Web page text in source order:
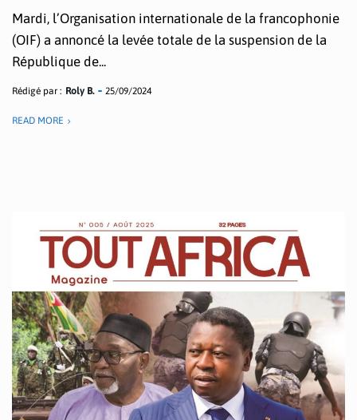
Mardi, l’Organisation internationale de la francophonie
(OIF) a annoncé la levée totale de la suspension de la
République de...
Rédigé par : Roly B. 25/09/2024
READ MORE